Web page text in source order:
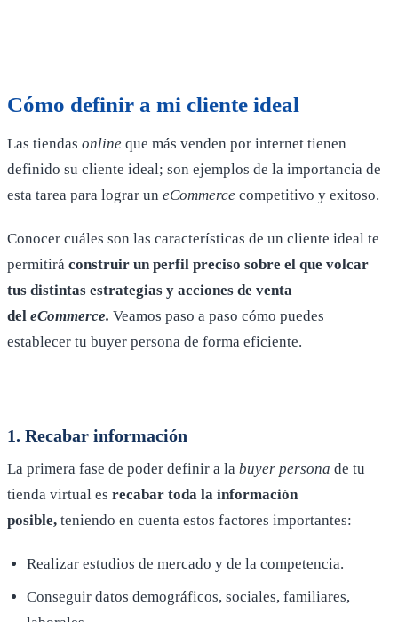
Cómo definir a mi cliente ideal
Las tiendas online que más venden por internet tienen
definido su cliente ideal; son ejemplos de la importancia de
esta tarea para lograr un eCommerce competitivo y exitoso.
Conocer cuáles son las características de un cliente ideal te
permitirá construir un perfil preciso sobre el que volcar
tus distintas estrategias y acciones de venta
del eCommerce. Veamos paso a paso cómo puedes
establecer tu buyer persona de forma eficiente.
1. Recabar información
La primera fase de poder definir a la buyer persona de tu
tienda virtual es recabar toda la información
posible, teniendo en cuenta estos factores importantes:
Realizar estudios de mercado y de la competencia.
Conseguir datos demográficos, sociales, familiares,